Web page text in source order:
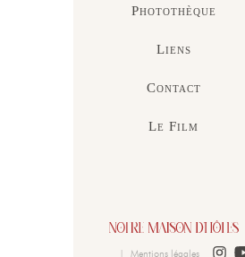
Photothèque
Liens
Contact
Le Film
|Mentions légales